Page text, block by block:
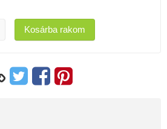
Kosárba rakom